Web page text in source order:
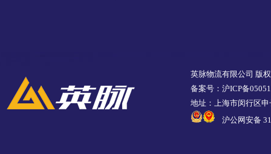
英脉物流有限公司 版
备案号：沪ICP备
地址：上海市闵行区
沪公网安备